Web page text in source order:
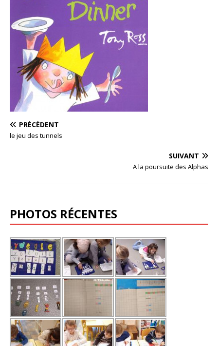
PRÉCÉDENT
le jeu des tunnels
SUIVANT
A la poursuite des Alphas
PHOTOS RÉCENTES